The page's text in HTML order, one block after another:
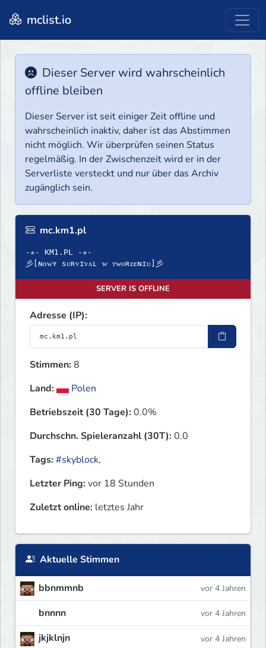
mclist.io
Dieser Server wird wahrscheinlich
offline bleiben
Dieser Server ist seit einiger Zeit offline und
wahrscheinlich inaktiv, daher ist das Abstimmen
nicht möglich. Wir überprüfen seinen Status
regelmäßig. In der Zwischenzeit wird er in der
Serverliste versteckt und nur über das Archiv
zugänglich sein.
mc.km1.pl
-✯- KM1.PL -✯-
彡[ɴᴏᴡʏ sᴜʀᴠɪᴠᴀʟ ᴡ ᴛᴡᴏʀᴢᴇɴɪᴜ]彡
SERVER IS OFFLINE
Adresse (IP):
Stimmen:8
Land:
Polen
Betriebszeit (30 Tage):0.0%
Durchschn. Spieleranzahl (30T):0.0
Tags:#skyblock,
Letzter Ping:vor 18 Stunden
Zuletzt online: letztes Jahr
Aktuelle Stimmen
bbnmmnb vor 4 Jahren
bnnnn vor 4 Jahren
jkjklnjn vor 4 Jahren